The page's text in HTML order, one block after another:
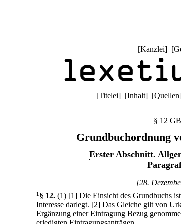
[Kanzlei] [
[Titelei] [Inhalt] [Quellen]
§ 12
Grundbuchordnung
Erster Abschnitt.
[28.
1 § 12. (1) [1] Die Einsicht des Grundbuchs
Interesse darlegt. [2] Das Gleiche gilt von
Ergänzung einer Eintragung Bezug